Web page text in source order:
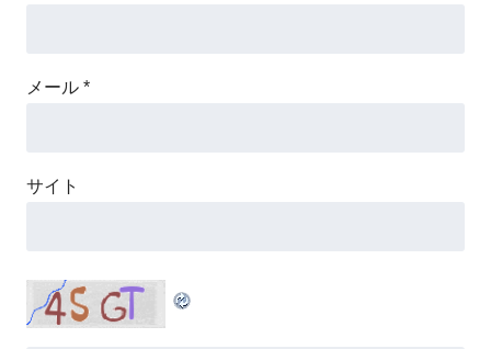
メール *
サイト